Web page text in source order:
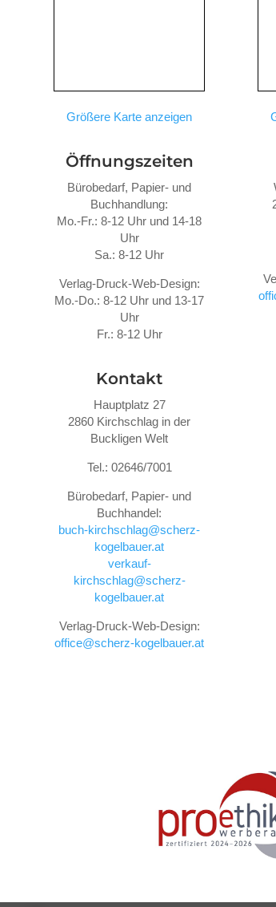
Größere Karte anzeigen
Öffnungszeiten
Bürobedarf, Papier- und
Buchhandlung:
Mo.-Fr.: 8-12 Uhr und 14-18
Uhr
Sa.: 8-12 Uhr
Verlag-Druck-Web-Design:
Mo.-Do.: 8-12 Uhr und 13-17
Uhr
Fr.: 8-12 Uhr
Kontakt
Hauptplatz 27
2860 Kirchschlag in der
Buckligen Welt
Tel.: 02646/7001
Bürobedarf, Papier- und
Buchhandel:
buch-kirchschlag@scherz-
kogelbauer.at
verkauf-
kirchschlag@scherz-
kogelbauer.at
Verlag-Druck-Web-Design:
office@scherz-kogelbauer.at